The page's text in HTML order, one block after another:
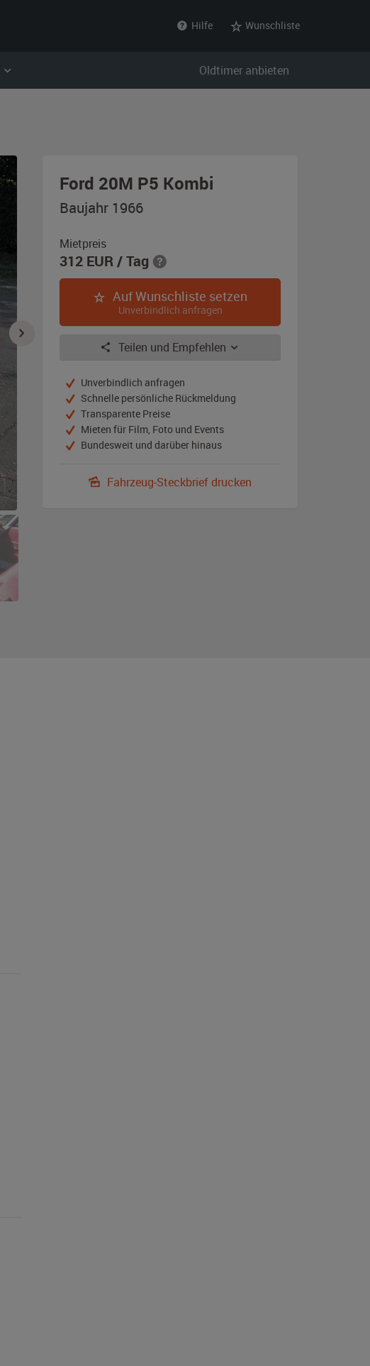
Hilfe Wunschliste
Oldtimer anbieten
Ford 20M P5 Kombi
Baujahr 1966
Mietpreis
312 EUR/ Tag
Auf Wunschliste setzen
Unverbindlich anfragen
Teilen und Empfehlen
Unverbindlich anfragen
Schnelle persönliche Rückmeldung
Transparente Preise
Mieten für Film, Foto und Events
Bundesweit und darüber hinaus
Fahrzeug-Steckbrief drucken